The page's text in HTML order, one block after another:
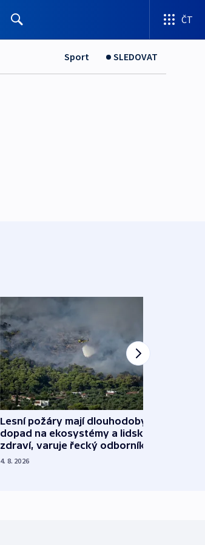
ČT
Sport SLEDOVAT
Lesní požáry mají dlouhodobý
dopad na ekosystémy a lidské
zdraví, varuje řecký odborník
4. 8. 2026